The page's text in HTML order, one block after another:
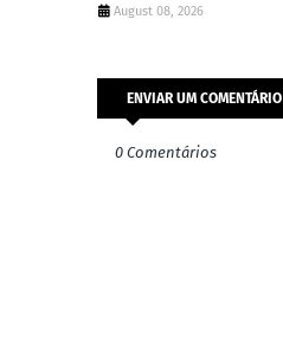
August 08, 2026
ENVIAR UM COMENTÁRIO
0 Comentários